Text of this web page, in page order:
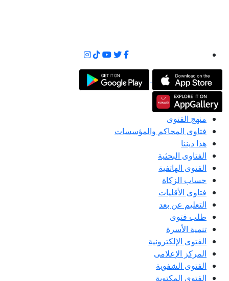
منهج الفتوى
فتاوى المحاكم والمؤسسات
هذا ديننا
الفتاوى البحثية
الفتوى الهاتفية
حساب الزكاة
فتاوى الأقليات
التعليم عن بعد
طلب فتوى
تنمية الأسرة
الفتوى الإلكترونية
المركز الإعلامى
الفتوى الشفوية
الفتوى المكتوبة